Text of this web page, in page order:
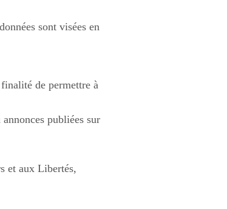
sont visées en
de permettre à
publiées sur
et aux Libertés,